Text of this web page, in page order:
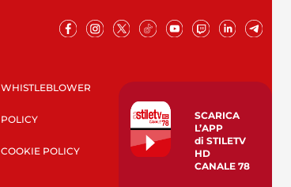
WHISTLEBLOWER
POLICY
COOKIE POLICY
SCARICA
L’APP
di STILETV
HD
CANALE 78